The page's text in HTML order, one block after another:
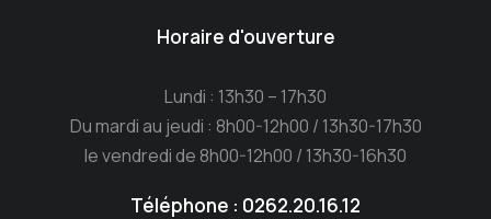
Horaire d'ouverture
Lundi : 13h30 – 17h30
Du mardi au jeudi : 8h00-12h00 / 13h30-17h30
le vendredi de 8h00-12h00 / 13h30-16h30
Téléphone : 0262.20.16.12